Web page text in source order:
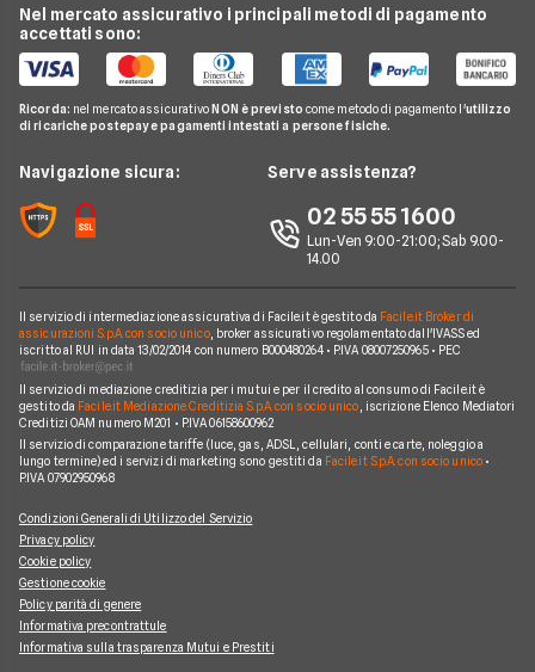
Conti e Carte
Telefonia Mobile
Pay TV
Noleggio Lungo Termine
News
Chi siamo
Perché scegliere Facile.it
Mappa del sito
Noleggio monovolume
Leasys
LeasePlan
B-rent
Athlon
Program
Horizon Automotive
BMW
Citroen
Fiat
Ford
Mercedes
Nissan
Peugeot
Volkswagen
Guide noleggio auto
News noleggio auto
Nel mercato assicurativo i principali metodi di pagamento
accettati sono:
Ricorda: nel mercato assicurativoNON è previsto come metodo di pagamento l'utilizzo
di ricariche postepay e pagamenti intestati a persone fisiche.
Navigazione sicura: Serve assistenza?
02 55 55 1600
Lun-Ven 9:00-21:00; Sab 9.00-
14.00
Il servizio di intermediazione assicurativa di Facile.it è gestito da Facile.it Broker di
assicurazioni S.p.A. con socio unico, broker assicurativo regolamentato dall'IVASS ed
iscritto al RUI in data 13/02/2014 con numero B000480264 • P.IVA 08007250965 • PEC
Il servizio di mediazione creditizia per i mutui e per il credito al consumo di Facile.it è
gestito da Facile.it Mediazione Creditizia S.p.A. con socio unico, iscrizione Elenco Mediatori
Creditizi OAM numero M201 • P.IVA 06158600962
Il servizio di comparazione tariffe (luce, gas, ADSL, cellulari, conti e carte, noleggio a
lungo termine) ed i servizi di marketing sono gestiti da Facile.it S.p.A. con socio unico•
P.IVA 07902950968
Condizioni Generali di Utilizzo del Servizio
Privacy policy
Cookie policy
Gestione cookie
Policy parità di genere
Informativa precontrattule
Informativa sulla trasparenza Mutui e Prestiti